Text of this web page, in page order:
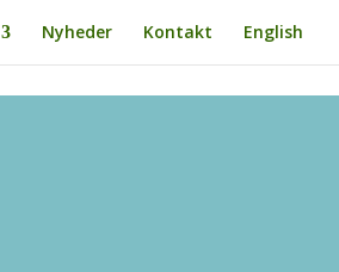
Nyheder Kontakt English